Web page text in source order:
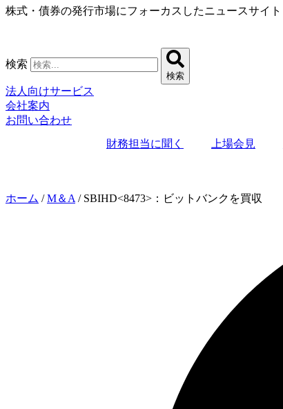
コ
ツ
に
ス
キ
ッ
株式・債券の発行市場にフォーカスしたニュースサイト
検索
検索
法人向けサービス
会社案内
お問い合わせ
財務担当に聞く
上場会見
ホーム /M＆A / SBIHD<8473>：ビットバンクを買収